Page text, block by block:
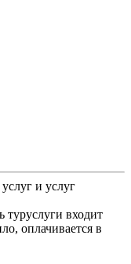
и услуг
туруслуги входит
оплачивается в